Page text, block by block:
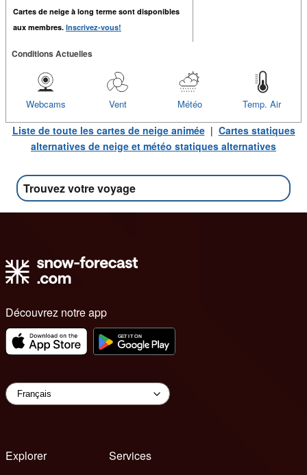
Cartes de neige à long terme sont disponibles
aux membres. Inscrivez-vous!
Conditions Actuelles
Temp. Air
Météo
Vent
Webcams
Liste de toute les cartes de neige animée| Cartes statiques
alternatives de neige et météo statiques alternatives
Trouvez votre voyage
Découvrez notre app
Explorer
Services